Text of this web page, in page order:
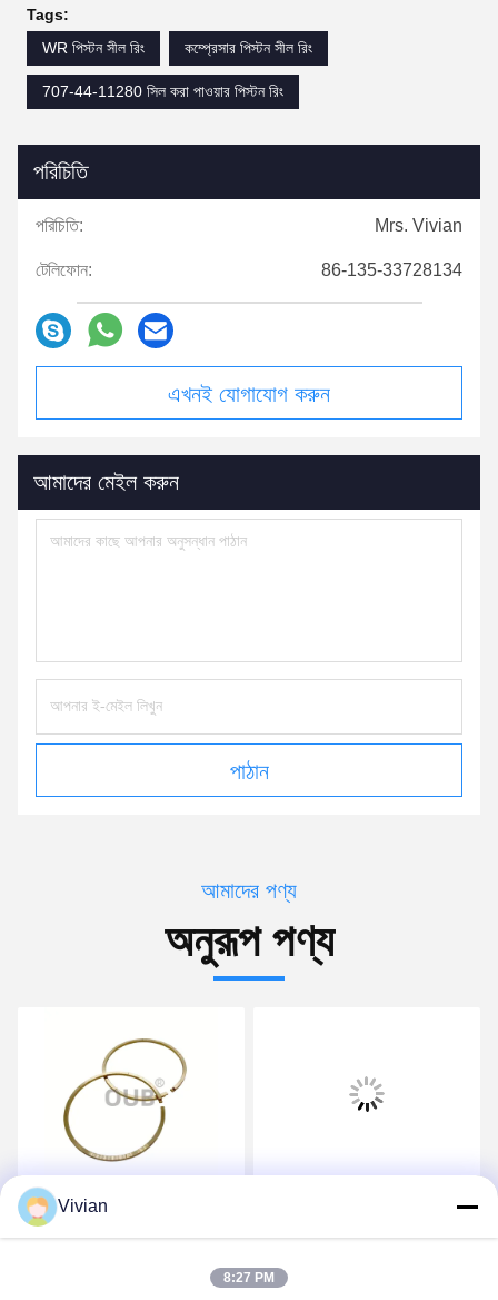
Tags:
WR পিস্টন সীল রিং
কম্প্রেসার পিস্টন সীল রিং
707-44-11280 সিল করা পাওয়ার পিস্টন রিং
পরিচিতি
পরিচিতি: Mrs. Vivian
টেলিফোন: 86-135-33728134
এখনই যোগাযোগ করুন
আমাদের মেইল করুন
পাঠান
আমাদের পণ্য
অনুরূপ পণ্য
17M-15-49280
17M1549280 ইঞ্জিনিয়ারিং
D155A-5 D275A-5R
Vivian
8:27 PM